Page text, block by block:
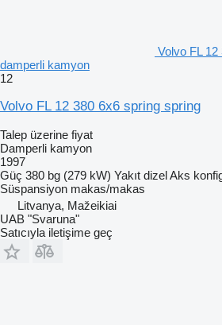
Volvo FL
damperli kamyon
12
Volvo FL 12 380 6x6 spring spring
Talep üzerine fiyat
Damperli kamyon
1997
Güç 380 bg (279 kW) Yakıt dizelAks
Süspansiyon makas/makas
Litvanya, Mažeikiai
UAB "Svaruna"
Satıcıyla iletişime geç